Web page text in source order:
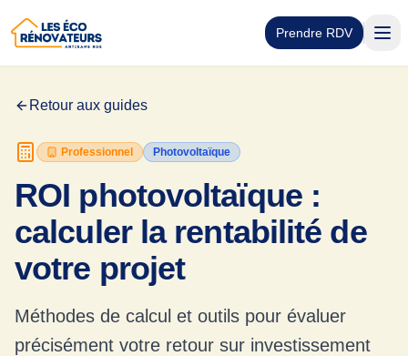
Prendre RDV
Retour aux guides
Professionnel Photovoltaïque
ROI photovoltaïque :
calculer la rentabilité de
votre projet
Méthodes de calcul et outils pour évaluer
précisément votre retour sur investissement